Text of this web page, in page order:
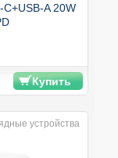
A 20W
Купить
устройства